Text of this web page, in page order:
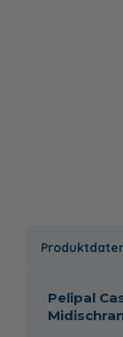
Pelipal